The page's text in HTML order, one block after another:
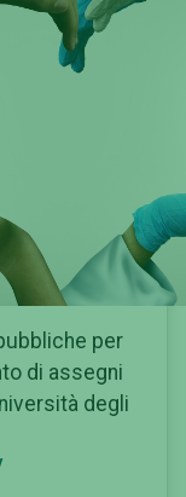
per
di assegni
degli